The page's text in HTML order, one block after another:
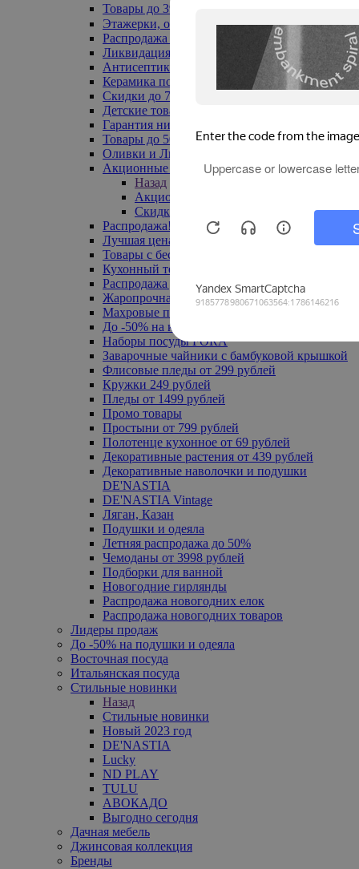
Товары до 399₽
Этажерки, обувницы
Распродажа текстиля до -50%
Ликвидация до -70%
Антисептики
Керамика по 129 руб
Скидки до 70%
Детские товары
Гарантия низкой цены
Товары до 500 руб
Оливки и Лимоны
Акционные товары
Назад
Акционные товары
Скидка 20% по промокоду
Распродажа! Ульяновск до -70%
Лучшая цена
Товары с бесплатной доставкой
Кухонный текстиль
Распродажа до -50%
Жаропрочная посуда
Махровые полотенца
До -50% на ковры
Наборы посуды FORA
Заварочные чайники с бамбуковой крышкой
Флисовые пледы от 299 рублей
Кружки 249 рублей
Пледы от 1499 рублей
Промо товары
Простыни от 799 рублей
Полотенце кухонное от 69 рублей
Декоративные растения от 439 рублей
Декоративные наволочки и подушки
DE'NASTIA
DE'NASTIA Vintage
Ляган, Казан
Подушки и одеяла
Летняя распродажа до 50%
Чемоданы от 3998 рублей
Подборки для ванной
Новогодние гирлянды
Распродажа новогодних елок
Распродажа новогодних товаров
Лидеры продаж
До -50% на подушки и одеяла
Восточная посуда
Итальянская посуда
Стильные новинки
Назад
Стильные новинки
Новый 2023 год
DE'NASTIA
Lucky
ND PLAY
TULU
АВОКАДО
Выгодно сегодня
Дачная мебель
Джинсовая коллекция
Бренды